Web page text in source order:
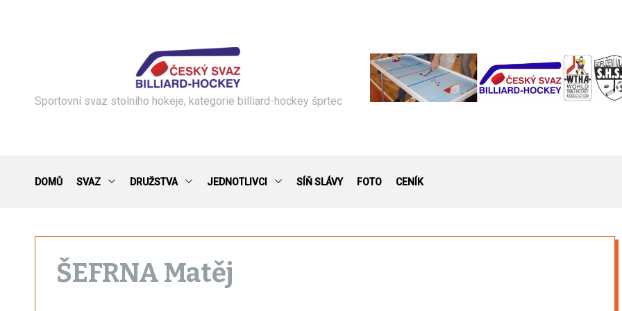
Sportovní svaz stolního hokeje, kategorie billiard-hockey šprtec
DOMŮ SVAZ DRUŽSTVA JEDNOTLIVCI SÍŇ SLÁVY FOTO CENÍK
ŠEFRNA Matěj